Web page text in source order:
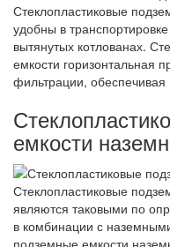
Стеклопластиковые
удобны в
вытянутых котлованах.
емкости горизонтальная
фильтрации, обеспечивая
емкости
Стеклопластиковые
являются таковыми по
в комбинации с